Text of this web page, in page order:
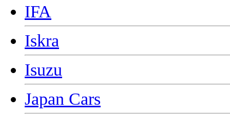
IFA
Iskra
Isuzu
Japan Cars